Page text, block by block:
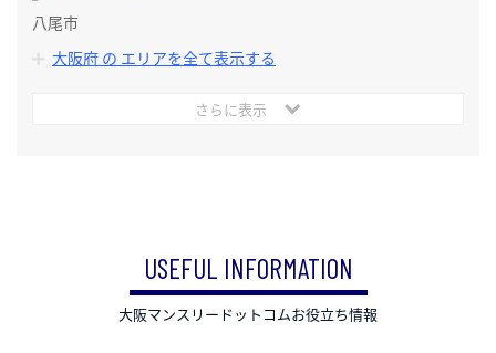
八尾市
大阪府 の エリアを全て表示する
さらに表示
USEFUL INFORMATION
大阪マンスリードットコムお役立ち情報